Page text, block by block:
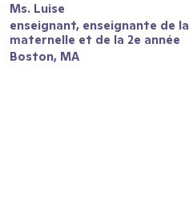
Ms. Luise
enseignant, enseignante de la
maternelle et de la 2e année
Boston, MA